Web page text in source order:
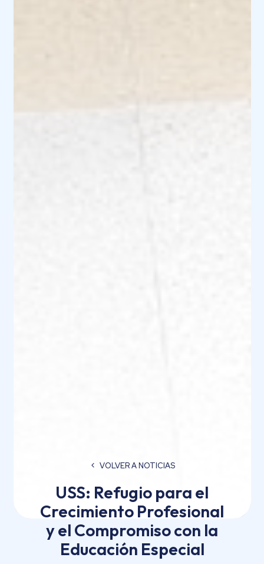
VOLVER A NOTICIAS
USS: Refugio para el
Crecimiento Profesional
y el Compromiso con la
Educación Especial